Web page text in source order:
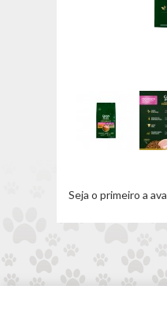
Seja o primeiro a